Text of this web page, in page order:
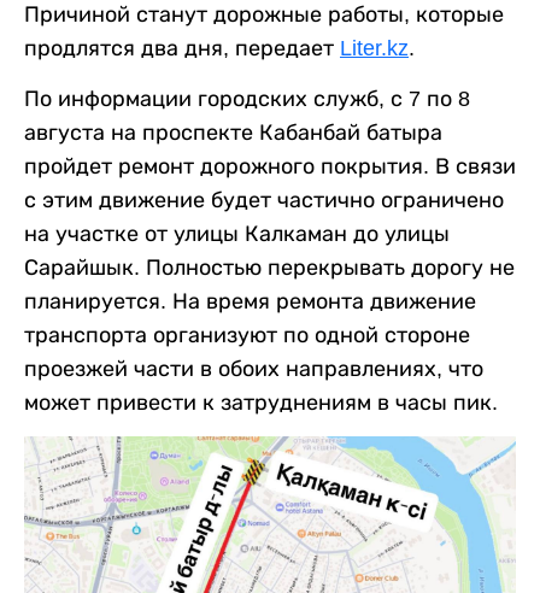
Причиной станут дорожные работы, которые
продлятся два дня, передает Liter.kz.
По информации городских служб, с 7 по 8
августа на проспекте Кабанбай батыра
пройдет ремонт дорожного покрытия. В связи
с этим движение будет частично ограничено
на участке от улицы Калкаман до улицы
Сарайшык. Полностью перекрывать дорогу не
планируется. На время ремонта движение
транспорта организуют по одной стороне
проезжей части в обоих направлениях, что
может привести к затруднениям в часы пик.